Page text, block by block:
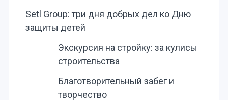
Setl Group: три дня добрых дел ко Дню
защиты детей
Экскурсия на стройку: за кулисы
строительства
Благотворительный забег и
творчество